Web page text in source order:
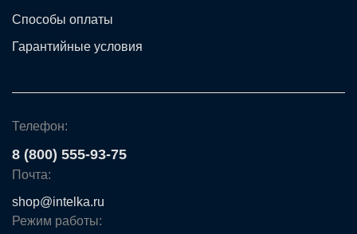
Способы оплаты
Гарантийные условия
Телефон:
8 (800) 555-93-75
Почта:
shop@intelka.ru
Режим работы: